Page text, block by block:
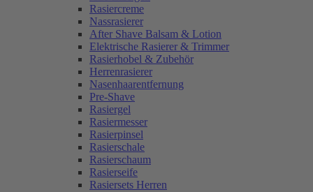
Rasiercreme
Nassrasierer
After Shave Balsam & Lotion
Elektrische Rasierer & Trimmer
Rasierhobel & Zubehör
Herrenrasierer
Nasenhaarentfernung
Pre-Shave
Rasiergel
Rasiermesser
Rasierpinsel
Rasierschale
Rasierschaum
Rasierseife
Rasiersets Herren